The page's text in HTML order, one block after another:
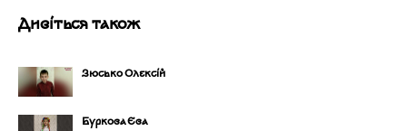
Дивіться також
Зюсько Олексій
Буркова Єва